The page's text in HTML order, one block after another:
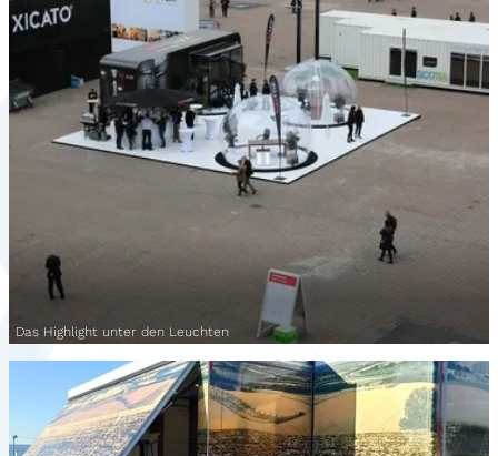
Das Highlight unter den Leuchten